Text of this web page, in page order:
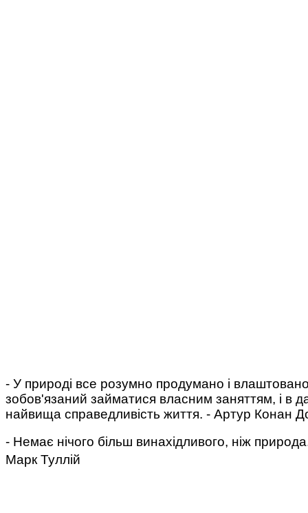
- У природі все розумно продумано і
зобов'язаний займатися власним заняттям, і в
найвища справедливість життя. - Артур Конан
- Немає нічого більш винахідливого, ніж
Марк Туллій